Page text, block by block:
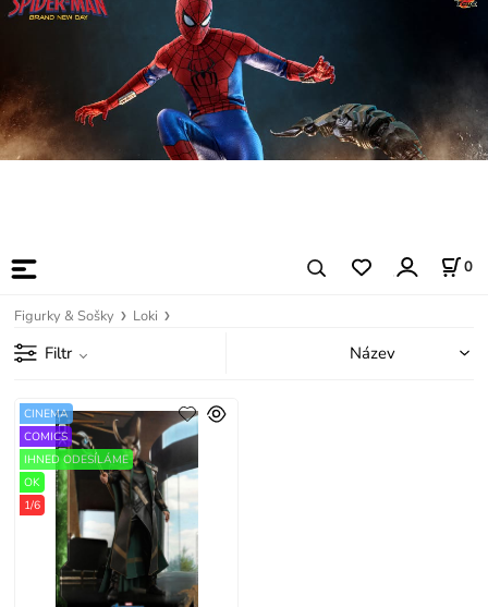
0
Figurky & Sošky Loki
Filtr
CINEMA
COMICS
IHNED ODESÍLÁME
OK
1/6